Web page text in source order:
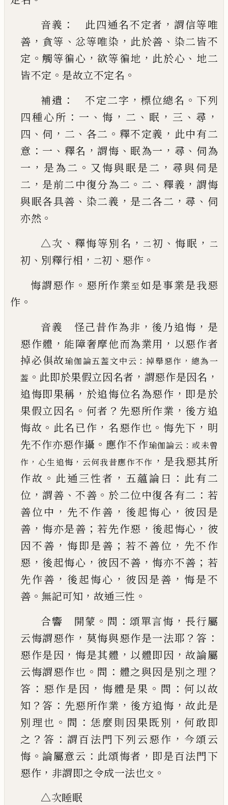
音義 ： 此四通名不定者 ，謂信等唯
善 ， 貪等 、 忿等唯染 ， 此於善 、 染二皆不
定 。觸等徧心 ，欲等徧地 ， 此於心 、 地二
皆不定 。 是故立不定名 。
補遺 ： 不定二字 ， 標位總名 。 下列
四種心所 ： 一 、 悔 ， 二 、 眠 ， 三 、 尋 ，
四 、 伺 ， 二 、 各二 。 釋不定義 ， 此中有二
意 ： 一 、 釋名 ，謂悔 、 眠為一 ， 尋 、 伺為
一 ， 是為二 。 又悔與眠是二 ， 尋與伺是
二 ， 是前二中復分為二 。 二 、釋義 ， 謂悔
與眠各具善 、 染二義 ， 是二各二 ， 尋 、 伺
亦然 。
△次 、釋悔等別名 ， 二初 、 悔眠 ， 二
初 、 別釋行相 ， 二初 、 惡作 。
悔謂惡作 。 惡所作業至如是事業是我惡
作 。
音義 怪己昔作為非 ， 後乃追悔 ， 是
惡作體 ， 能障奢摩他而為業用 ， 以惡作者
掉必俱故瑜伽論五葢文中云 ：掉舉惡作 ， 總為一
葢 。 此即於果假立因名者 ， 謂惡作是因名 ，
追悔即果稱 ， 於追悔位名為惡作 ， 即是於
果假立因名 。 何者 ？ 先惡所作業 ， 後方追
悔故 。 此名 已作 ， 名惡作也 。 悔先下 ， 明
先不作亦惡作攝 。 應作不作瑜伽論云 ：或未曾
作 ， 心生追悔 ， 云何我昔應作不作 ， 是我惡其所
作故 。 此通三性者 ， 五蘊論曰 ： 此有二
位 ，謂善 、不善 。 於二位中復各有二 ： 若
善位中 ， 先不作善 ， 後起悔心 ， 彼因是
善 ， 悔亦是善 ； 若先作惡 ， 後起悔心 ， 彼
因不善 ， 悔即是善 ； 若不善位 ， 先不作
惡 ， 後起悔心 ， 彼因不善 ， 悔亦不善 ； 若
先作善 ， 後起悔心 ， 彼因是善 ， 悔是不
善 。 無記可知 ， 故通三性 。
合響 開蒙 。 問 ： 頌單言悔 ， 長行屬
云悔謂惡作 ， 莫悔與惡作是一法耶 ？ 答 ：
惡作是因 ， 悔是其體 ， 以體即因 ，故論屬
云悔謂惡作也 。 問 ： 體之與因是別之理 ？
答 ： 惡作是因 ， 悔體是果 。 問 ： 何以故
知 ？答 ： 先惡所作業 ， 後方追悔 ，故此是
別理也 。 問 ： 恁麼則因果既 別 ， 何敢即
之 ？ 答 ： 謂百法門下列云惡作 ， 今頌云
悔 。論屬意云 ： 此頌悔者 ， 即是百法門下
惡作 ， 非謂即之令成一法也文 。
△次睡眠